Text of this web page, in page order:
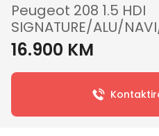
Peugeot 208 1.5 HDI
SIGNATURE/ALU/
16.900 KM